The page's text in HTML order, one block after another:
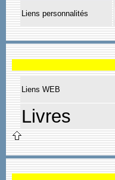
Liens personnalités
Liens WEB
Livres